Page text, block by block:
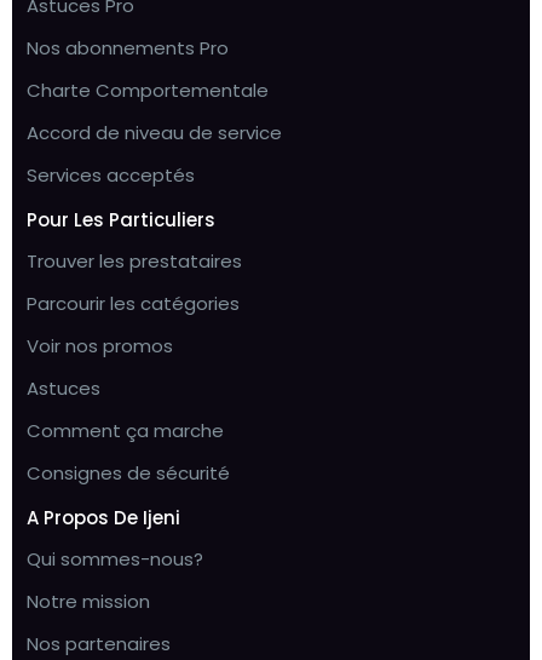
Astuces Pro
Nos abonnements Pro
Charte Comportementale
Accord de niveau de service
Services acceptés
Pour Les Particuliers
Trouver les prestataires
Parcourir les catégories
Voir nos promos
Astuces
Comment ça marche
Consignes de sécurité
A Propos De Ijeni
Qui sommes-nous?
Notre mission
Nos partenaires